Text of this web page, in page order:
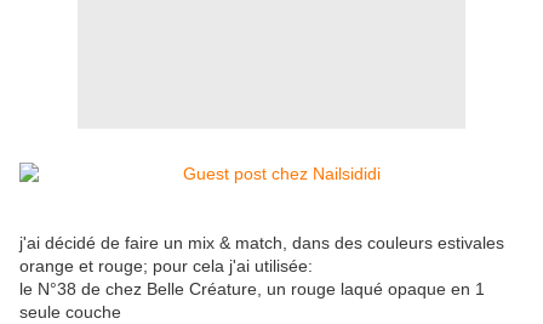
j'ai décidé de faire un mix & match, dans des couleurs estivales
orange et rouge; pour cela j'ai utilisée:
le N°38 de chez Belle Créature, un rouge laqué opaque en 1
seule couche